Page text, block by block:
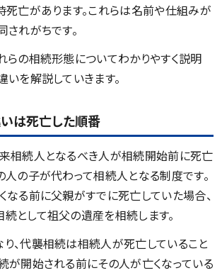
死亡があります。これらは名前や仕組みが
されがちです。
らの相続形態についてわかりやすく説明
いを解説していきます。
は死亡した順番
相続人となるべき人が相続開始前に死亡
人の子が代わって相続人となる制度です。
なる前に父親がすでに死亡していた場合、
として祖父の遺産を相続します。
、代襲相続は相続人が死亡していること
が開始される前にその人が亡くなっている